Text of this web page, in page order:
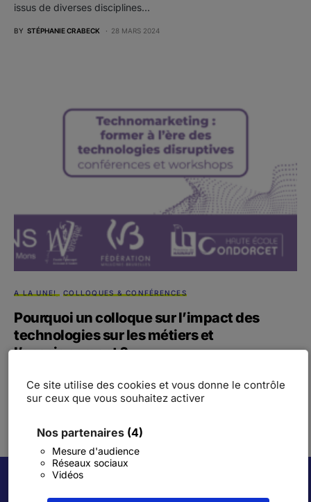
Ce site utilise des cookies et vous donne le contrôle
sur ceux que vous souhaitez activer
Nos partenaires (4)
Mesure d'audience
Réseaux sociaux
Vidéos
issus de diverses disciplines…
BY STÉPHANIE CRABECK 28 MARS 2024
A LA UNE! COLLOQUES & CONFÉRENCES
Pourquoi un colloque sur l’impact des
technologies sur les métiers et
l’enseignement ?
16 mai 2024 – UMONS – Projet VOICEO financé par la FWB
Faire face à l’accélération technologique Les…